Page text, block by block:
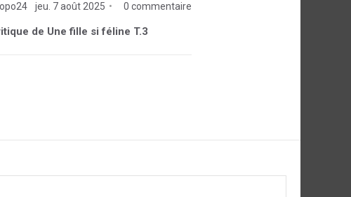
jeu. 7 août 2025 0 commentaire
de Une fille si féline T.3